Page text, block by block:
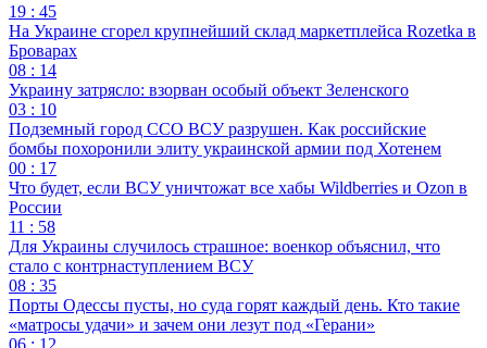
19 : 45
На Украине сгорел крупнейший склад маркетплейса Rozetka в
Броварах
08 : 14
Украину затрясло: взорван особый объект Зеленского
03 : 10
Подземный город ССО ВСУ разрушен. Как российские
бомбы похоронили элиту украинской армии под Хотенем
00 : 17
Что будет, если ВСУ уничтожат все хабы Wildberries и Ozon в
России
11 : 58
Для Украины случилось страшное: военкор объяснил, что
стало с контрнаступлением ВСУ
08 : 35
Порты Одессы пусты, но суда горят каждый день. Кто такие
«матросы удачи» и зачем они лезут под «Герани»
06 : 12